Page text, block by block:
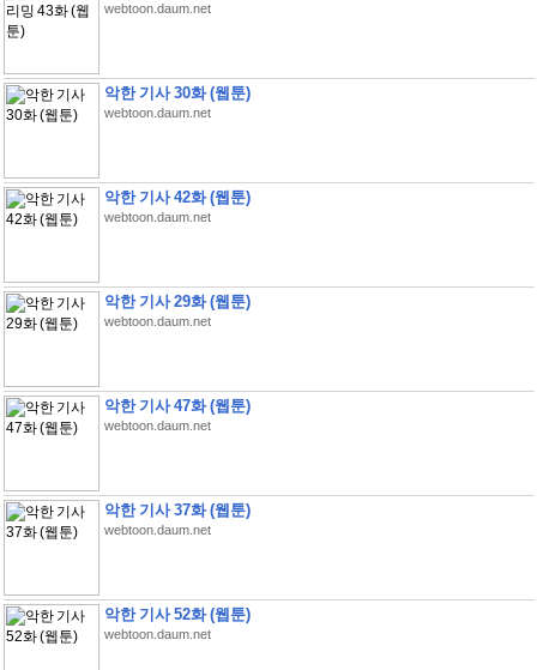
webtoon.daum.net
악한 기사 30화 (웹툰)
webtoon.daum.net
악한 기사 42화 (웹툰)
webtoon.daum.net
악한 기사 29화 (웹툰)
webtoon.daum.net
악한 기사 47화 (웹툰)
webtoon.daum.net
악한 기사 37화 (웹툰)
webtoon.daum.net
악한 기사 52화 (웹툰)
webtoon.daum.net